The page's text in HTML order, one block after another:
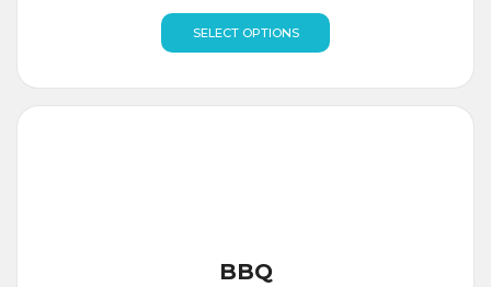
SELECT OPTIONS
BBQ